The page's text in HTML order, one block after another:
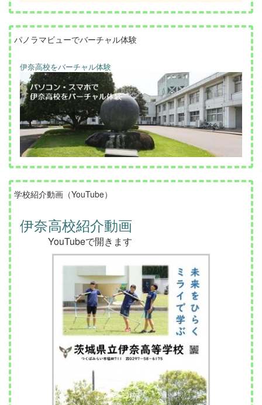
パノラマビューでバーチャル体験
伊奈高校をバーチャル体験
学校紹介動画（YouTube）
伊奈高校紹介動画
YouTubeで開きます